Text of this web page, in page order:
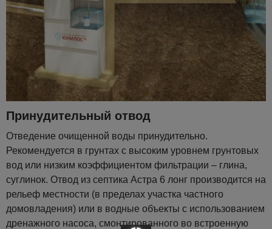
Принудительный отвод
Отведение очищенной воды принудительно.
Рекомендуется в грунтах с высоким уровнем грунтовых
вод или низким коэффициентом фильтрации – глина,
суглинок. Отвод из септика Астра 6 лонг производится на
рельеф местности (в пределах участка частного
домовладения) или в водные объекты с использованием
дренажного насоса, смонтированного во встроенную